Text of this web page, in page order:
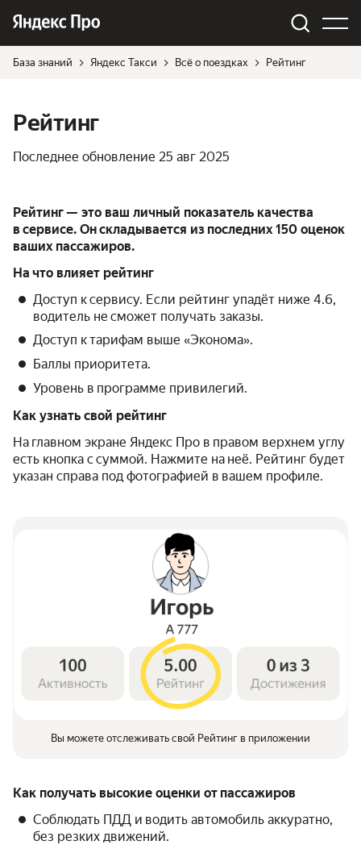
База знаний Яндекс Такси Всё о поездках Рейтинг
Рейтинг
Последнее обновление 25 авг 2025
Рейтинг — это ваш личный показатель качества
в сервисе. Он складывается из последних 150 оценок
ваших пассажиров.
На что влияет рейтинг
Доступ к сервису. Если рейтинг упадёт ниже 4.6,
водитель не сможет получать заказы.
Доступ к тарифам выше «Эконома».
Баллы приоритета.
Уровень в программе привилегий.
Как узнать свой рейтинг
На главном экране Яндекс Про в правом верхнем углу
есть кнопка с суммой. Нажмите на неё. Рейтинг будет
указан справа под фотографией в вашем профиле.
Вы можете отслеживать свой Рейтинг в приложении
Как получать высокие оценки от пассажиров
Соблюдать ПДД и водить автомобиль аккуратно,
без резких движений.